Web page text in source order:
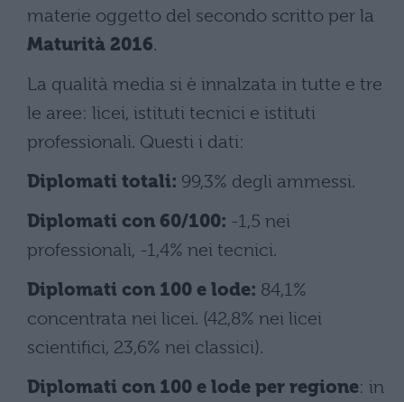
materie oggetto del secondo scritto per la
Maturità 2016.
La qualità media si è innalzata in tutte e tre
le aree: licei, istituti tecnici e istituti
professionali. Questi i dati:
Diplomati totali: 99,3% degli ammessi.
Diplomati con 60/100: -1,5 nei
professionali, -1,4% nei tecnici.
Diplomati con 100 e lode: 84,1%
concentrata nei licei. (42,8% nei licei
scientifici, 23,6% nei classici).
Diplomati con 100 e lode per regione: in